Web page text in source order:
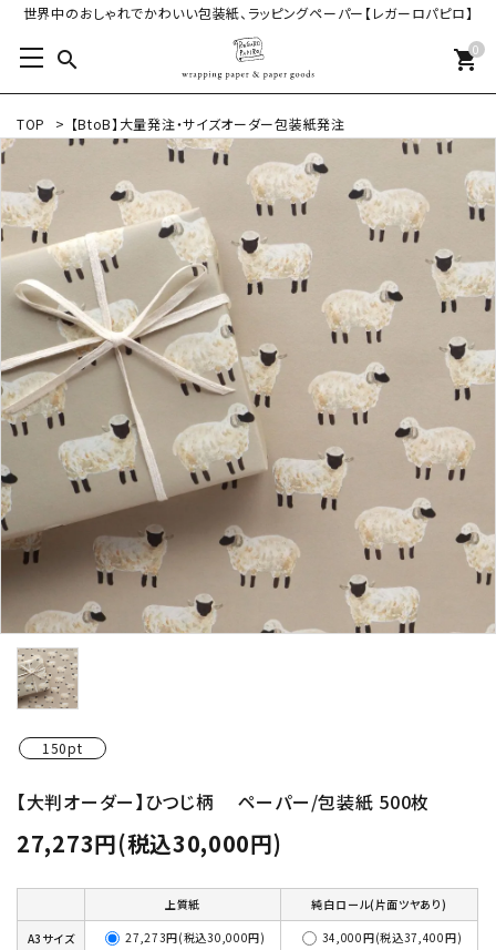
世界中のおしゃれでかわいい包装紙、ラッピングペーパー【レガーロパピロ】
search 0
shopping_cart
TOP > 【BtoB】大量発注・サイズオーダー包装紙発注
150pt
【大判オーダー】ひつじ柄 ペーパー/包装紙 500枚
27,273円(税込30,000円)
上質紙 純白ロール(片面ツヤあり)
A3サイズ 27,273円(税込30,000円) 34,000円(税込37,400円)